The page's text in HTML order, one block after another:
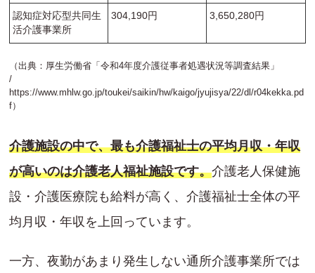
認知症対応型共同生
活介護事業所
304,190円 3,650,280円
（出典：厚生労働省「令和4年度介護従事者処遇状況等調査結果」
/
https://www.mhlw.go.jp/toukei/saikin/hw/kaigo/jyujisya/22/dl/r04kekka.pd
f）
介護施設の中で、最も介護福祉士の平均月収・年収
が高いのは介護老人福祉施設です。介護老人保健施
設・介護医療院も給料が高く、介護福祉士全体の平
均月収・年収を上回っています。
一方、夜勤があまり発生しない通所介護事業所では